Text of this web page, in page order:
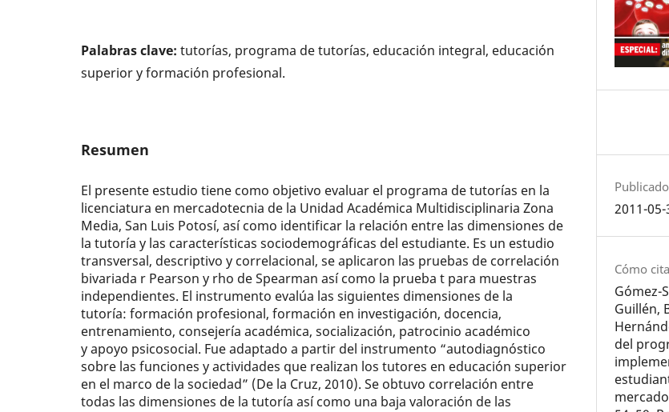
Palabras clave:tutorías, programa de tutorías, educación integral, educación
superior y formación profesional.
Resumen
El presente estudio tiene como objetivo evaluar el programa de tutorías en la
licenciatura en mercadotecnia de la Unidad Académica Multidisciplinaria Zona
Media, San Luis Potosí, así como identificar la relación entre las dimensiones de
la tutoría y las características sociodemográficas del estudiante. Es un estudio
transversal, descriptivo y correlacional, se aplicaron las pruebas de correlación
bivariada r Pearson y rho de Spearman así como la prueba t para muestras
independientes. El instrumento evalúa las siguientes dimensiones de la
tutoría: formación profesional, formación en investigación, docencia,
entrenamiento, consejería académica, socialización, patrocinio académico
y apoyo psicosocial. Fue adaptado a partir del instrumento “autodiagnóstico
sobre las funciones y actividades que realizan los tutores en educación superior
en el marco de la sociedad” (De la Cruz, 2010). Se obtuvo correlación entre
todas las dimensiones de la tutoría así como una baja valoración de las
Publicado
2011-05-
Cómo
Gómez-
Guillén,
del